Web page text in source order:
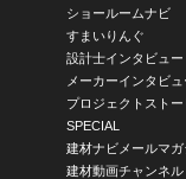
ショールームナビ
すまいりんぐ
設計士インタビュー
メーカーインタビュ
プロジェクトストー
SPECIAL
建材ナビメールマガ
建材動画チャンネル